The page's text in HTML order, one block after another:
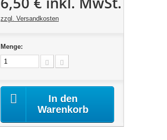
zzgl. Versandkosten
Menge:
In den
Warenkorb